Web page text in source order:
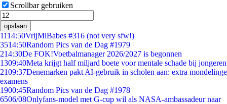
Scrollbar gebruiken
opslaan
1114:50VrijMiBabes #316 (not very sfw!)
3514:50Random Pics van de Dag #1979
214:30De FOK!Voetbalmanager 2026/2027 is begonnen
1309:40Meta krijgt half miljard boete voor mentale schade bij jongeren
2109:37Denemarken pakt AI-gebruik in scholen aan: extra mondelinge
examens
1900:45Random Pics van de Dag #1978
6506/08Onlyfans-model met G-cup wil als NASA-ambassadeur naar